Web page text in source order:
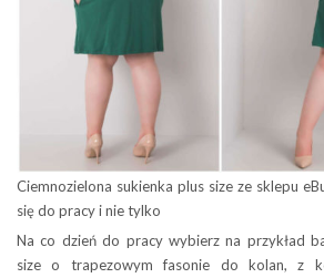
Ciemnozielona sukienka plus size ze sklepu
się do pracy i nie tylko
Na co dzień do pracy wybierz na przykład
size o trapezowym fasonie do kolan, z